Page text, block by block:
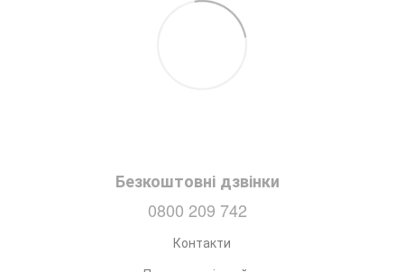
Безкоштовні дзвінки
0800 209 742
Контакти